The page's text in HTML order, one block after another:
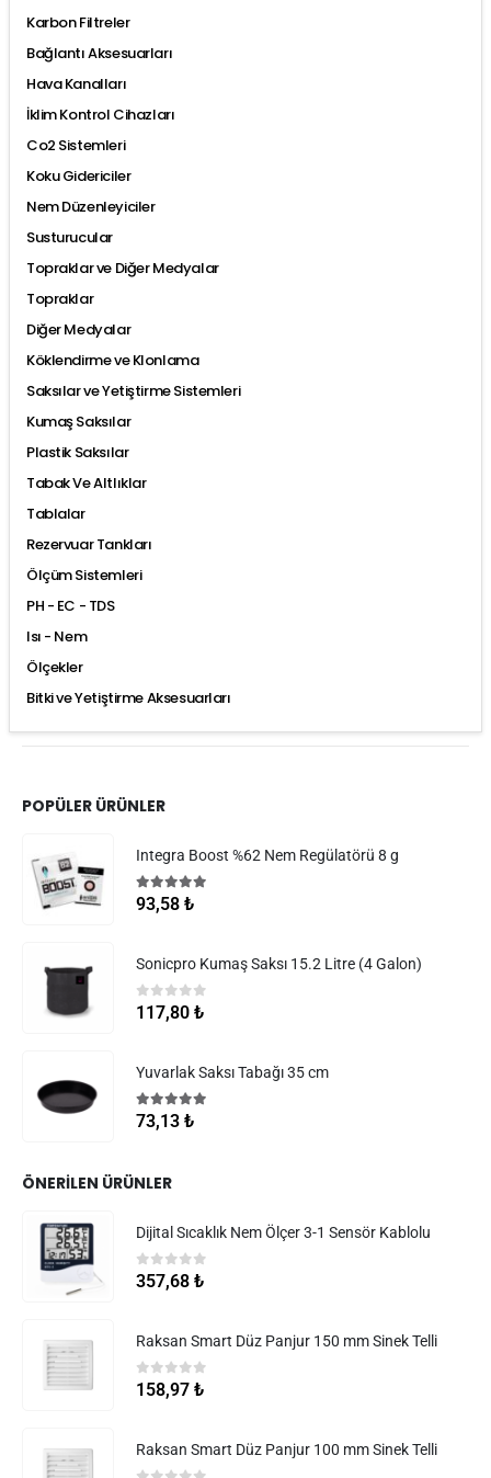
Karbon Filtreler
Bağlantı Aksesuarları
Hava Kanalları
İklim Kontrol Cihazları
Co2 Sistemleri
Koku Gidericiler
Nem Düzenleyiciler
Susturucular
Topraklar ve Diğer Medyalar
Topraklar
Diğer Medyalar
Köklendirme ve Klonlama
Saksılar ve Yetiştirme Sistemleri
Kumaş Saksılar
Plastik Saksılar
Tabak Ve Altlıklar
Tablalar
Rezervuar Tankları
Ölçüm Sistemleri
PH - EC - TDS
Isı - Nem
Ölçekler
Bitki ve Yetiştirme Aksesuarları
POPÜLER ÜRÜNLER
Integra Boost %62 Nem Regülatörü 8 g
5.005 üzerinden
93,58 ₺
Sonicpro Kumaş Saksı 15.2 Litre (4 Galon)
0 5 üzerinden
117,80 ₺
Yuvarlak Saksı Tabağı 35 cm
5.005 üzerinden
73,13 ₺
ÖNERILEN ÜRÜNLER
Dijital Sıcaklık Nem Ölçer 3-1 Sensör Kablolu
05 üzerinden
357,68 ₺
Raksan Smart Düz Panjur 150 mm Sinek Telli
0 5 üzerinden
158,97 ₺
Raksan Smart Düz Panjur 100 mm Sinek Telli